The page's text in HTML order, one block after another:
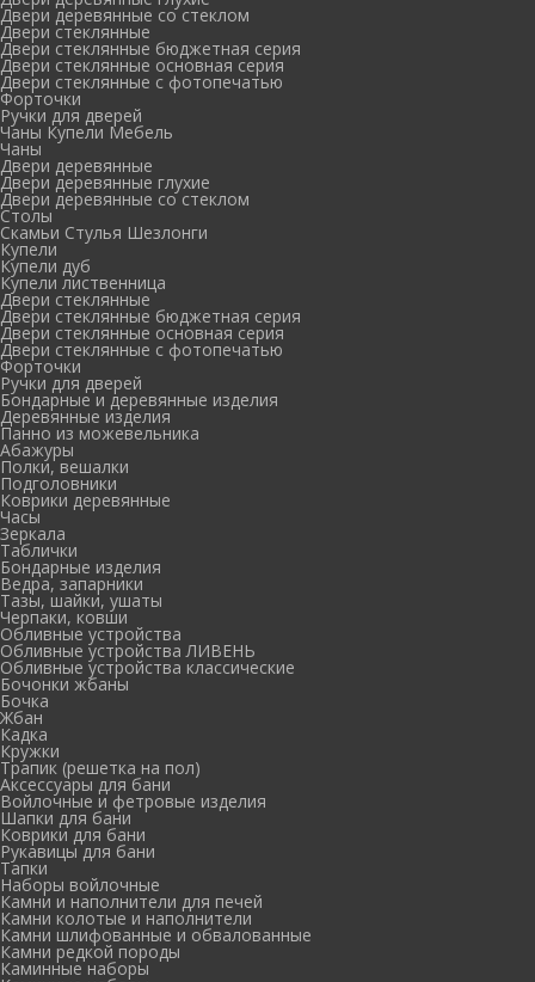
Двери деревянные со стеклом
Двери стеклянные
Двери стеклянные бюджетная серия
Двери стеклянные основная серия
Двери стеклянные с фотопечатью
Форточки
Ручки для дверей
Чаны Купели Мебель
Чаны
Двери деревянные
Двери деревянные глухие
Двери деревянные со стеклом
Столы
Скамьи Стулья Шезлонги
Купели
Купели дуб
Купели лиственница
Двери стеклянные
Двери стеклянные бюджетная серия
Двери стеклянные основная серия
Двери стеклянные с фотопечатью
Форточки
Ручки для дверей
Бондарные и деревянные изделия
Деревянные изделия
Панно из можевельника
Абажуры
Полки, вешалки
Подголовники
Коврики деревянные
Часы
Зеркала
Таблички
Бондарные изделия
Ведра, запарники
Тазы, шайки, ушаты
Черпаки, ковши
Обливные устройства
Обливные устройства ЛИВЕНЬ
Обливные устройства классические
Бочонки жбаны
Бочка
Жбан
Кадка
Кружки
Трапик (решетка на пол)
Аксессуары для бани
Войлочные и фетровые изделия
Шапки для бани
Коврики для бани
Рукавицы для бани
Тапки
Наборы войлочные
Камни и наполнители для печей
Камни колотые и наполнители
Камни шлифованные и обвалованные
Камни редкой породы
Каминные наборы